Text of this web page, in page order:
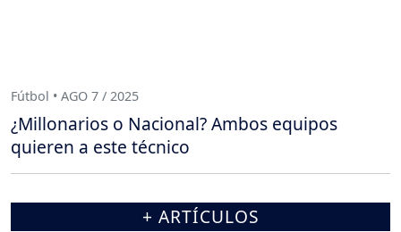
Fútbol • AGO 7 / 2025
¿Millonarios o Nacional? Ambos equipos
quieren a este técnico
+ ARTÍCULOS